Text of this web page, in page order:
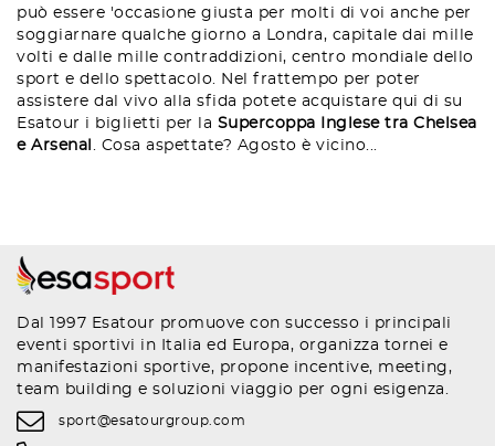
può essere 'occasione giusta per molti di voi anche per
soggiarnare qualche giorno a Londra, capitale dai mille
volti e dalle mille contraddizioni, centro mondiale dello
sport e dello spettacolo. Nel frattempo per poter
assistere dal vivo alla sfida potete acquistare qui di su
Esatour i biglietti per la Supercoppa Inglese tra Chelsea
e Arsenal
. Cosa aspettate? Agosto è vicino...
Dal 1997 Esatour promuove con successo i principali
eventi sportivi in Italia ed Europa, organizza tornei e
manifestazioni sportive, propone incentive, meeting,
team building e soluzioni viaggio per ogni esigenza.
sport@esatourgroup.com